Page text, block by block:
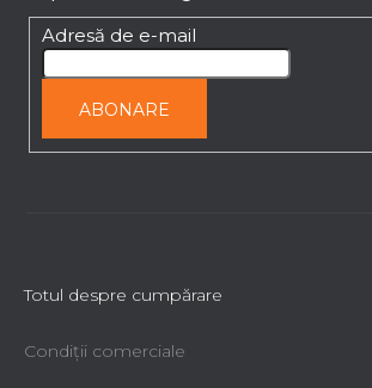
t
ă
r
o
Adresă de e-mail
ABONARE
Totul despre cumpărare
Condiții comerciale